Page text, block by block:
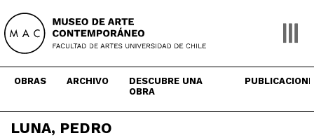
content
OBRAS ARCHIVO
DESCUBRE UNA
OBRA
LUNA, PEDRO